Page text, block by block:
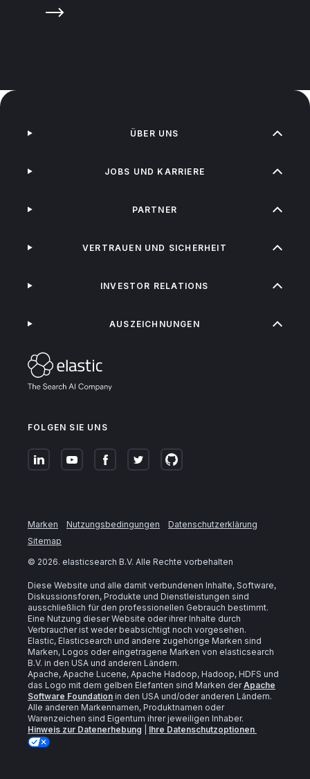
FOLGEN SIE UNS
ÜBER UNS
JOBS UND KARRIERE
PARTNER
VERTRAUEN UND SICHERHEIT
INVESTOR RELATIONS
AUSZEICHNUNGEN
Marken Nutzungsbedingungen
Datenschutzerklärung
Sitemap
© 2026. elasticsearch B.V. Alle Rechte vorbehalten
Diese Website und alle damit verbundenen Inhalte, Software,
Diskussionsforen, Produkte und Dienstleistungen sind
ausschließlich für den professionellen Gebrauch bestimmt.
Eine Nutzung dieser Website oder ihrer Inhalte durch
Verbraucher ist weder beabsichtigt noch vorgesehen.
Elastic, Elasticsearch und andere zugehörige Marken sind
Marken, Logos oder eingetragene Marken von elasticsearch
B.V. in den USA und anderen Ländern.
Apache, Apache Lucene, Apache Hadoop, Hadoop, HDFS und
das Logo mit dem gelben Elefanten sind Marken derApache
Software Foundation in den USA und/oder anderen Ländern.
Alle anderen Markennamen, Produktnamen oder
Warenzeichen sind Eigentum ihrer jeweiligen Inhaber.
Hinweis zur Datenerhebung
Ihre Datenschutzoptionen